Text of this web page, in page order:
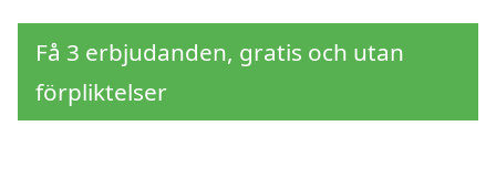
Få 3 erbjudanden, gratis och utan
förpliktelser